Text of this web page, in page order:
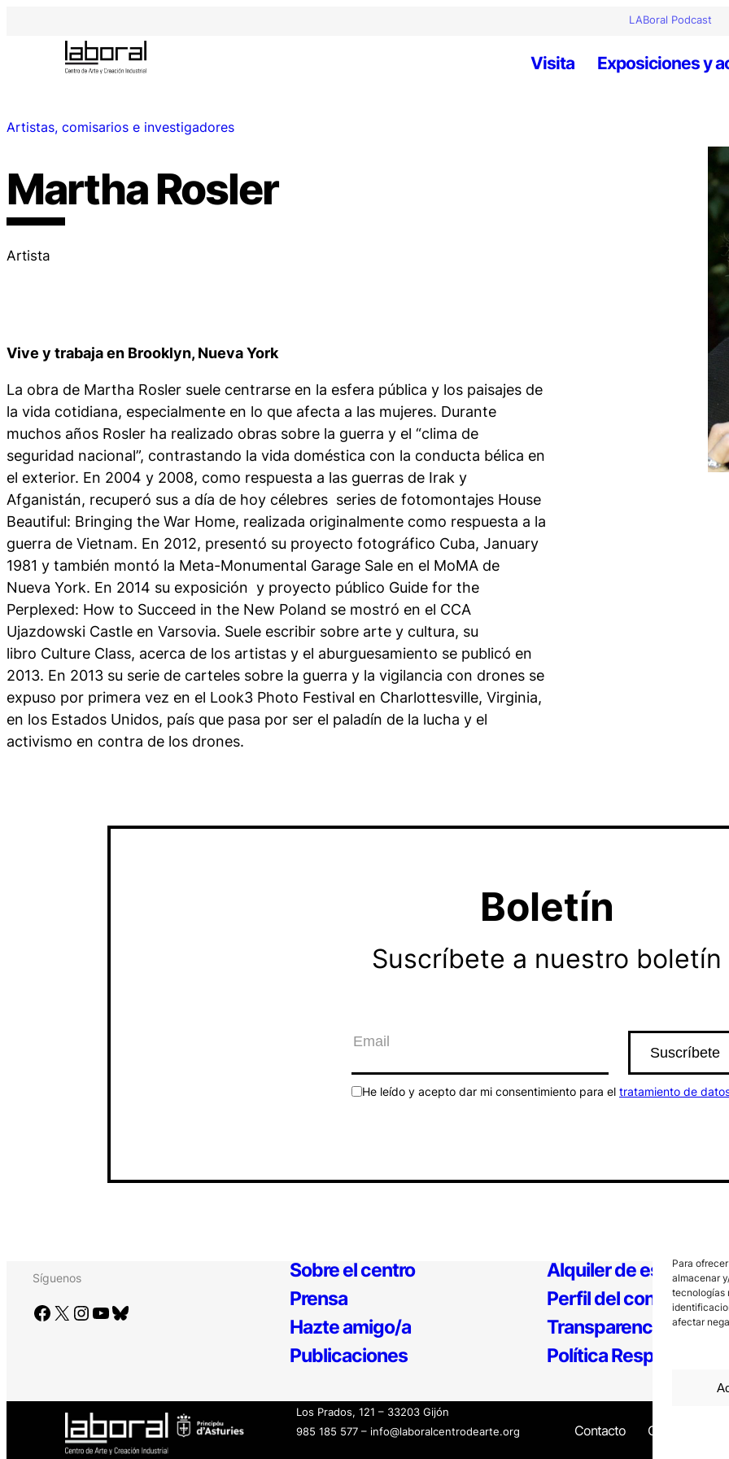
Para
almacenar
tecnologías
afectar
LABoral Podcast
Visita Exposiciones y
Artistas, comisarios e investigadores
Martha Rosler
Artista
Vive y trabaja en Brooklyn, Nueva York
La obra de Martha Rosler suele centrarse en la esfera pública y los paisajes de
la vida cotidiana, especialmente en lo que afecta a las mujeres. Durante
muchos años Rosler ha realizado obras sobre la guerra y el “clima de
seguridad nacional”, contrastando la vida doméstica con la conducta bélica en
el exterior. En 2004 y 2008, como respuesta a las guerras de Irak y
Afganistán, recuperó sus a día de hoy célebres series de fotomontajes House
Beautiful: Bringing the War Home, realizada originalmente como respuesta a la
guerra de Vietnam. En 2012, presentó su proyecto fotográfico Cuba, January
1981 y también montó la Meta-Monumental Garage Sale en el MoMA de
Nueva York. En 2014 su exposición y proyecto público Guide for the
Perplexed: How to Succeed in the New Poland se mostró en el CCA
Ujazdowski Castle en Varsovia. Suele escribir sobre arte y cultura, su
libro Culture Class, acerca de los artistas y el aburguesamiento se publicó en
2013. En 2013 su serie de carteles sobre la guerra y la vigilancia con drones se
expuso por primera vez en el Look3 Photo Festival en Charlottesville, Virginia,
en los Estados Unidos, país que pasa por ser el paladín de la lucha y el
activismo en contra de los drones.
Boletín
Suscríbete a nuestro boletín
He leído y acepto dar mi consentimiento para el tratamiento de
Síguenos
Facebook X Instagram YouTube Bluesky
Sobre el centro
Prensa
Hazte amigo/a
Publicaciones
Alquiler de espacios
Perfil del contratante
Transparencia
Política Responsable
Los Prados, 121 – 33203 Gijón
985 185 577 – info@laboralcentrodearte.org
Contacto Canal Interno